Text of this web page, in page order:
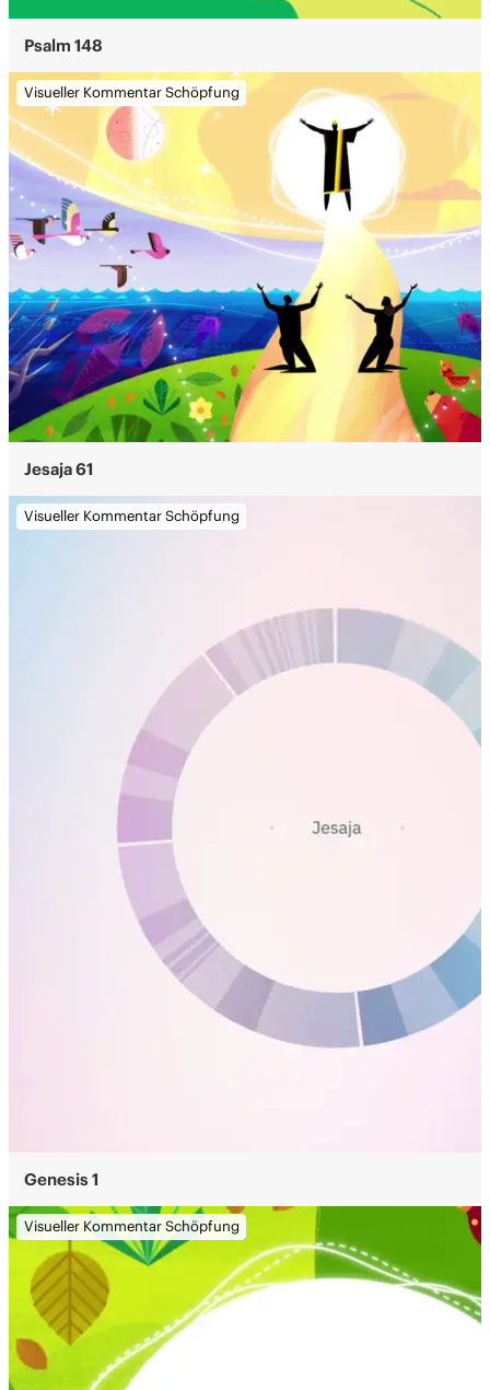
Psalm 148
Visueller Kommentar Schöpfung
Jesaja 61
Visueller Kommentar Schöpfung
Genesis 1
Visueller Kommentar Schöpfung